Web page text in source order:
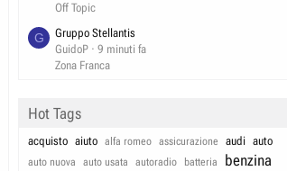
Off Topic
G
Gruppo Stellantis
GuidoP
9 minuti fa
Zona Franca
Hot Tags
acquisto aiuto alfa romeo assicurazione audi auto
auto nuova auto usata autoradio batteria benzina